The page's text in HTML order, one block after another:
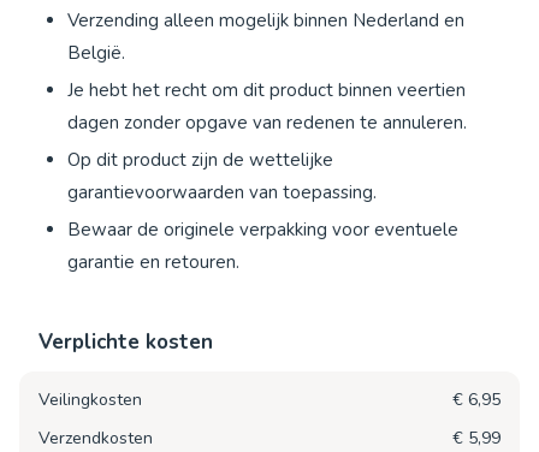
Verzending alleen mogelijk binnen Nederland en
België.
Je hebt het recht om dit product binnen veertien
dagen zonder opgave van redenen te annuleren.
Op dit product zijn de wettelijke
garantievoorwaarden van toepassing.
Bewaar de originele verpakking voor eventuele
garantie en retouren.
Verplichte kosten
Veilingkosten
€ 6,95
Verzendkosten
€ 5,99